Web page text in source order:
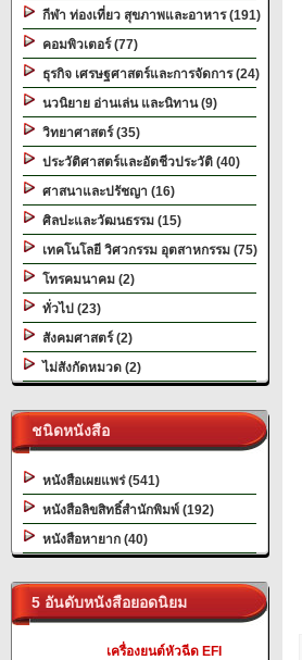
กีฬา ท่องเที่ยว สุขภาพและอาหาร (191)
คอมพิวเตอร์ (77)
ธุรกิจ เศรษฐศาสตร์และการจัดการ (24)
นวนิยาย อ่านเล่น และนิทาน (9)
วิทยาศาสตร์ (35)
ประวัติศาสตร์และอัตชีวประวัติ (40)
ศาสนาและปรัชญา (16)
ศิลปะและวัฒนธรรม (15)
เทคโนโลยี วิศวกรรม อุตสาหกรรม (75)
โทรคมนาคม (2)
ทั่วไป (23)
สังคมศาสตร์ (2)
ไม่สังกัดหมวด (2)
ชนิดหนังสือ
หนังสือเผยแพร่ (541)
หนังสือลิขสิทธิ์สำนักพิมพ์ (192)
หนังสือหายาก (40)
5 อันดับหนังสือยอดนิยม
เครื่องยนต์หัวฉีด EFI